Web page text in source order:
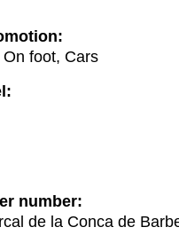
foot, Cars
number:
de la Conca de